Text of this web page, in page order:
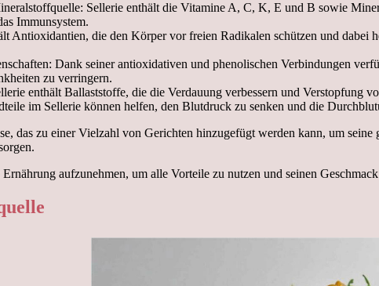
Sellerie enthält die Vitamine A, C, K, E und B sowie
Immunsystem.
Antioxidantien, die den Körper vor freien Radikalen schützen und
Dank seiner antioxidativen und phenolischen Verbindungen
zu verringern.
enthält Ballaststoffe, die die Verdauung verbessern und Verstopfung
im Sellerie können helfen, den Blutdruck zu senken und die
das zu einer Vielzahl von Gerichten hinzugefügt werden kann, um
aufzunehmen, um alle Vorteile zu nutzen und seinen